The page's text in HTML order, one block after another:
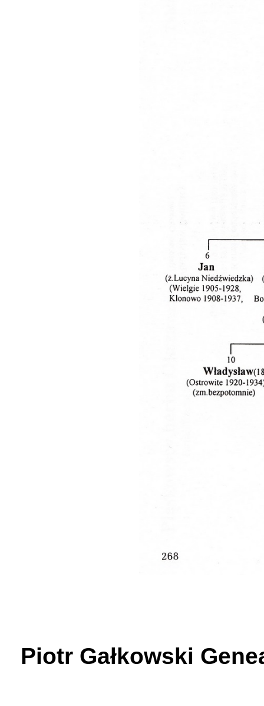
Piotr Gałkowski